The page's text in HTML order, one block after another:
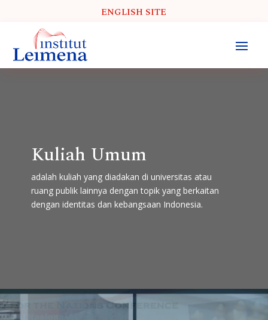
ENGLISH SITE
Kuliah Umum
adalah kuliah yang diadakan di universitas atau
ruang publik lainnya dengan topik yang berkaitan
dengan identitas dan kebangsaan Indonesia.